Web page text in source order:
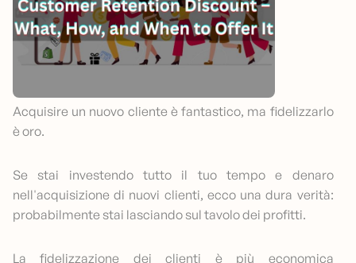
Acquisire un nuovo cliente è fantastico, ma fidelizzarlo
è oro.
Se stai investendo tutto il tuo tempo e denaro
nell'acquisizione di nuovi clienti, ecco una dura verità:
probabilmente stai lasciando sul tavolo dei profitti.
La fidelizzazione dei clienti è più economica